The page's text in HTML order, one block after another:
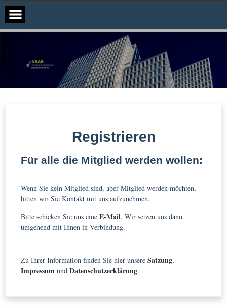
VRAB
Registrieren
Für alle die Mitglied werden wollen:
Wenn Sie kein Mitglied sind, aber Mitglied werden möchten,
bitten wir Sie Kontakt mit uns aufzunehmen.
Bitte schicken Sie uns eine E-Mail. Wir setzen uns dann
umgehend mit Ihnen in Verbindung.
Zu Ihrer Information finden Sie hier unsere Satzung,
Impressum und Datenschutzerklärung.